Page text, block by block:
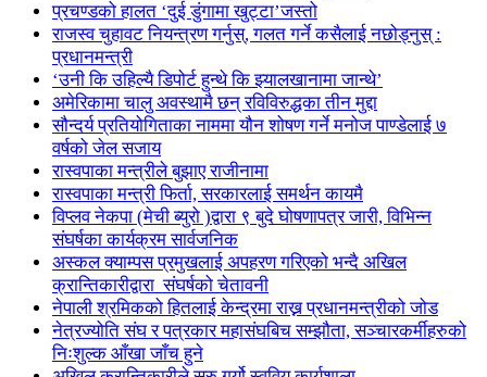
प्रचण्डको हालत ‘दुई डुंगामा खुट्टा’जस्तो
राजस्व चुहावट नियन्त्रण गर्नुस्, गलत गर्ने कसैलाई नछोड्नुस् :
प्रधानमन्त्री
‘उनी कि उहिल्यै डिपोर्ट हुन्थे कि झ्यालखानामा जान्थे’
अमेरिकामा चालु अवस्थामै छन् रविविरुद्धका तीन मुद्दा
सौन्दर्य प्रतियोगिताका नाममा यौन शोषण गर्ने मनोज पाण्डेलाई ७
वर्षको जेल सजाय
रास्वपाका मन्त्रीले बुझाए राजीनामा
रास्वपाका मन्त्री फिर्ता, सरकारलाई समर्थन कायमै
विप्लव नेकपा (मेची ब्युरो )द्वारा ९ बुदे घोषणापत्र जारी, विभिन्न
संघर्षका कार्यक्रम सार्वजनिक
अस्कल क्याम्पस प्रमुखलाई अपहरण गरिएको भन्दै अखिल
क्रान्तिकारीद्वारा संघर्षको चेतावनी
नेपाली श्रमिकको हितलाई केन्द्रमा राख्न प्रधानमन्त्रीको जोड
नेत्रज्योति संघ र पत्रकार महासंघबिच सम्झौता, सञ्चारकर्मीहरुको
निःशुल्क आँखा जाँच हुने